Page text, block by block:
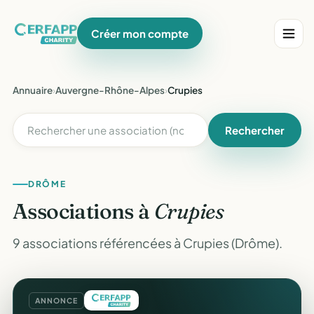
Créer mon compte
Annuaire›Auvergne-Rhône-Alpes›Crupies
Rechercher
DRÔME
Associations à Crupies
9 associations référencées à Crupies (Drôme).
ANNONCE